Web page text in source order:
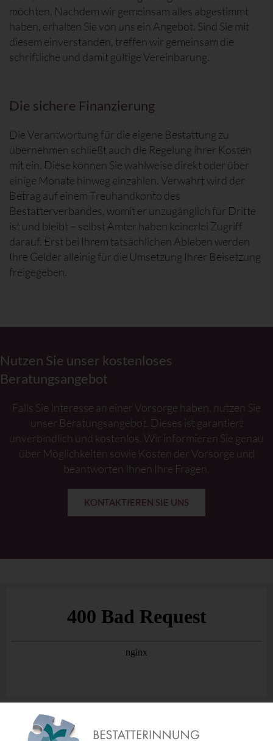
möchten. Nachdem wir gemeinsam alles abgestimmt
haben, erhalten Sie von uns ein Angebot. Sind Sie mit
diesem einverstanden, treffen wir gemeinsam die
schriftliche und damit gültige Vereinbarung.
Die sichere Finanzierung
Die Verantwortung für die eigene Bestattung zu
übernehmen schließt auch die Regelung ihrer Kosten
mit ein. Diese können Sie wahlweise direkt oder über
einige Monate hinweg einzahlen. Verwahrt wird der
Betrag auf einem Treuhandkonto des
Bestatterverbandes, womit er unzugänglich für Dritte
ist und bleibt – selbst Ämter haben keinerlei Zugriff
darauf. Erst bei Ihrem tatsächlichen Ableben werden
Ihre Gelder alleinig für die Umsetzung Ihrer Beisetzung
freigegeben.
Nutzen Sie unser kostenloses
Beratungsangebot
Falls Sie Interesse an einer Vorsorge haben, nutzen Sie
unser Beratungsangebot. Dieses ist garantiert
unverbindlich und kostenlos. Wir informieren Sie genau
über Möglichkeiten sowie Kosten der Vorsorge und
beantworten Ihnen Ihre Fragen.
KONTAKTIEREN SIE UNS